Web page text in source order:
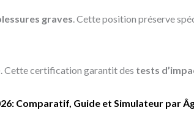
graves. Cette position préserve
Cette certification garantit des tests
Comparatif, Guide et Simulateur par